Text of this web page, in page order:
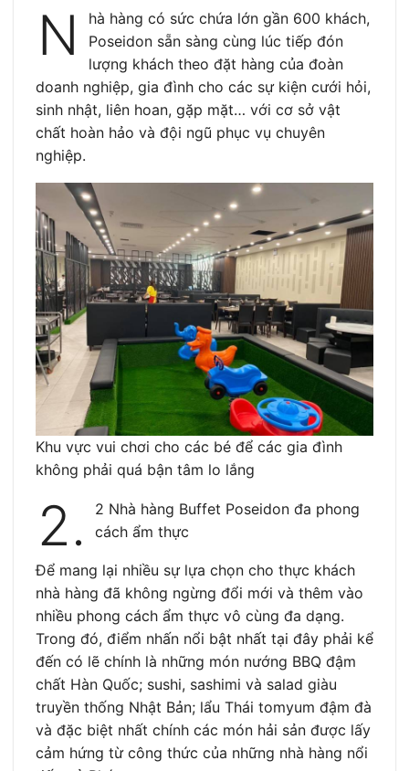
N
hà hàng có sức chứa lớn gần 600 khách,
Poseidon sẵn sàng cùng lúc tiếp đón
lượng khách theo đặt hàng của đoàn
doanh nghiệp, gia đình cho các sự kiện cưới hỏi,
sinh nhật, liên hoan, gặp mặt… với cơ sở vật
chất hoàn hảo và đội ngũ phục vụ chuyên
nghiệp.
Khu vực vui chơi cho các bé để các gia đình
không phải quá bận tâm lo lắng
2.
2 Nhà hàng Buffet Poseidon đa phong
cách ẩm thực
Để mang lại nhiều sự lựa chọn cho thực khách
nhà hàng đã không ngừng đổi mới và thêm vào
nhiều phong cách ẩm thực vô cùng đa dạng.
Trong đó, điểm nhấn nổi bật nhất tại đây phải kể
đến có lẽ chính là những món nướng BBQ đậm
chất Hàn Quốc; sushi, sashimi và salad giàu
truyền thống Nhật Bản; lẩu Thái tomyum đậm đà
và đặc biệt nhất chính các món hải sản được lấy
cảm hứng từ công thức của những nhà hàng nổi